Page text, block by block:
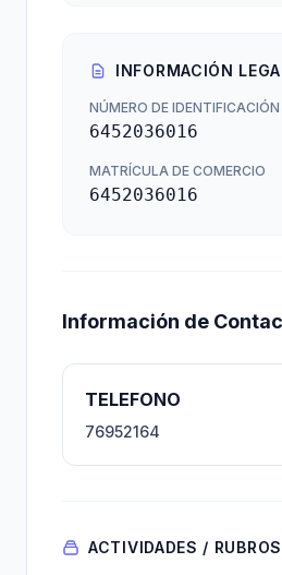
INFORMACIÓN
NÚMERO DE
6452036016
MATRÍCULA DE COMERCIO
6452036016
Información de
TELEFONO
76952164
ACTIVIDADES / RUBROS